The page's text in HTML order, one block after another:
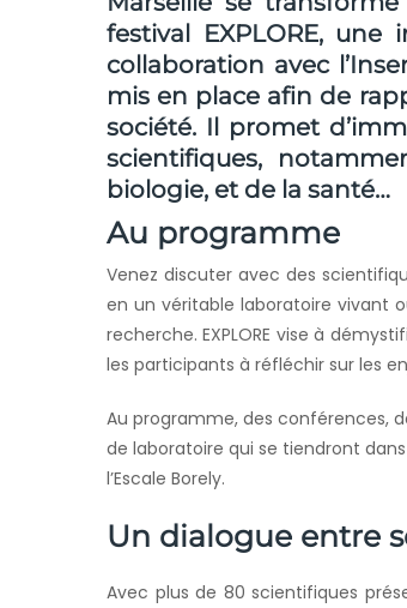
festival EXPLORE, une
collaboration avec l’
mis en place afin de
société. Il promet
scientifiques,
biologie, et de la santé…
Au programme
Venez discuter avec des
en un véritable laboratoire vivant
recherche. EXPLORE vise à
les participants à réfléchir sur les
Au programme, des conférences,
de laboratoire qui se tiendront
l’Escale Borely.
Un dialogue entre
Avec plus de 80 scientifiques